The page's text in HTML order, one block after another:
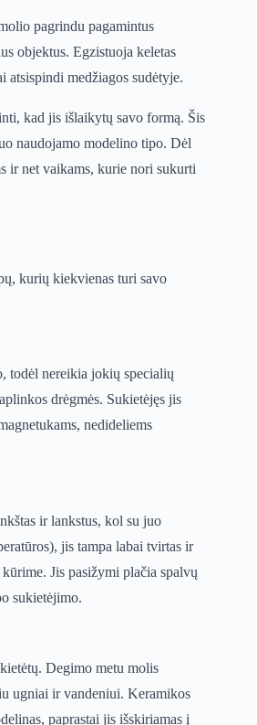
pagrindu pagamintus
objektus. Egzistuoja keletas
medžiagos sudėtyje.
kad jis išlaikytų savo formą. Šis
naudojamo modelino tipo. Dėl
ir net vaikams, kurie nori sukurti
kurių kiekvienas turi savo
todėl nereikia jokių specialių
drėgmės. Sukietėjęs jis
nedideliems
ir lankstus, kol su juo
jis tampa labai tvirtas ir
Jis pasižymi plačia spalvų
sukietėjimo.
Degimo metu molis
ugniai ir vandeniui. Keramikos
paprastai jis išskiriamas į